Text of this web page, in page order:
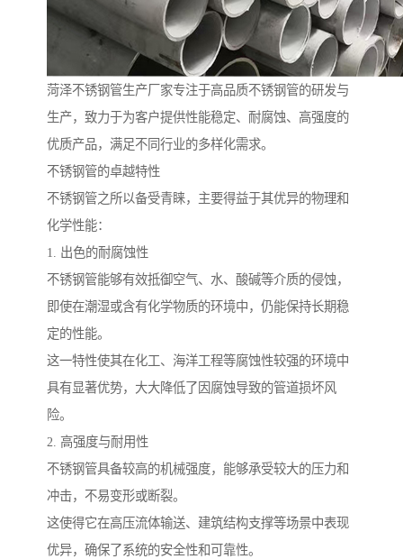
菏泽不锈钢管生产厂家专注于高品质不锈钢管的研发与
生产，致力于为客户提供性能稳定、耐腐蚀、高强度的
优质产品，满足不同行业的多样化需求。
不锈钢管的卓越特性
不锈钢管之所以备受青睐，主要得益于其优异的物理和
化学性能：
1. 出色的耐腐蚀性
不锈钢管能够有效抵御空气、水、酸碱等介质的侵蚀，
即使在潮湿或含有化学物质的环境中，仍能保持长期稳
定的性能。
这一特性使其在化工、海洋工程等腐蚀性较强的环境中
具有显著优势，大大降低了因腐蚀导致的管道损坏风
险。
2. 高强度与耐用性
不锈钢管具备较高的机械强度，能够承受较大的压力和
冲击，不易变形或断裂。
这使得它在高压流体输送、建筑结构支撑等场景中表现
优异，确保了系统的安全性和可靠性。